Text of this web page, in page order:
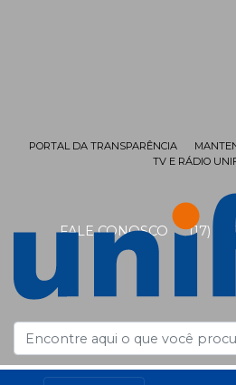
FALE CONOSCO (17)
PORTAL DA TRANSPARÊNCIA
TV E RÁDIO